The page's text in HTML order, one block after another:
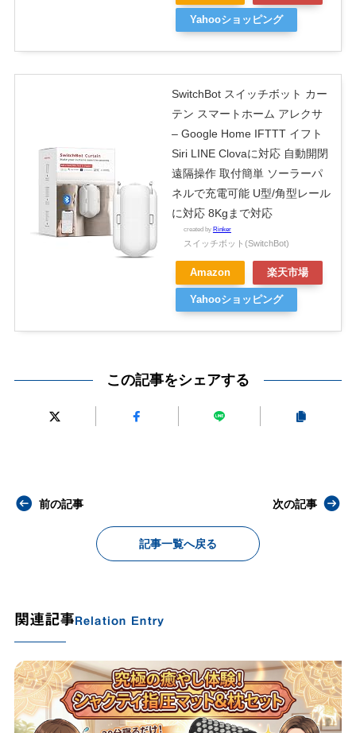
Yahooショッピング
SwitchBot スイッチボット カー
テン スマートホーム アレクサ
– Google Home IFTTT イフト
Siri LINE Clovaに対応 自動開閉
遠隔操作 取付簡単 ソーラーパ
ネルで充電可能 U型/角型レール
に対応 8Kgまで対応
created by Rinker
スイッチボット(SwitchBot)
Amazon 楽天市場
Yahooショッピング
この記事をシェアする
前の記事
記事一覧へ戻る
次の記事
関連記事Relation Entry